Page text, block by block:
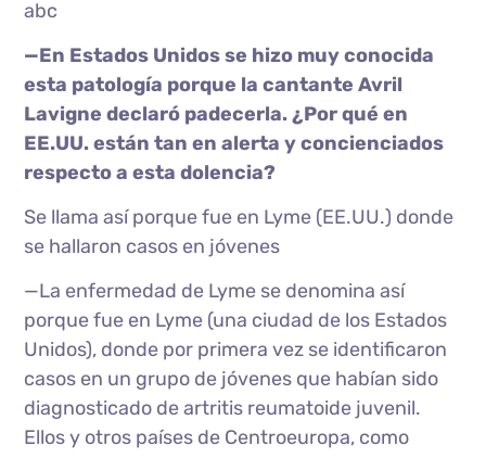
abc
—En Estados Unidos se hizo muy conocida
esta patología porque la cantante Avril
Lavigne declaró padecerla. ¿Por qué en
EE.UU. están tan en alerta y concienciados
respecto a esta dolencia?
Se llama así porque fue en Lyme (EE.UU.) donde
se hallaron casos en jóvenes
—La enfermedad de Lyme se denomina así
porque fue en Lyme (una ciudad de los Estados
Unidos), donde por primera vez se identificaron
casos en un grupo de jóvenes que habían sido
diagnosticado de artritis reumatoide juvenil.
Ellos y otros países de Centroeuropa, como